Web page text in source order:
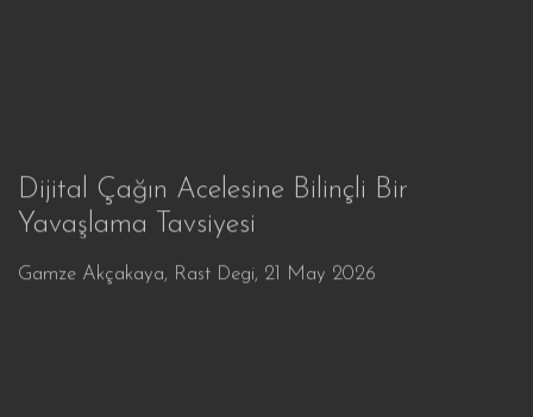
Dijital Çağın Acelesine Bilinçli Bir
Yavaşlama Tavsiyesi
Gamze Akçakaya, Rast Degi, 21 May 2026